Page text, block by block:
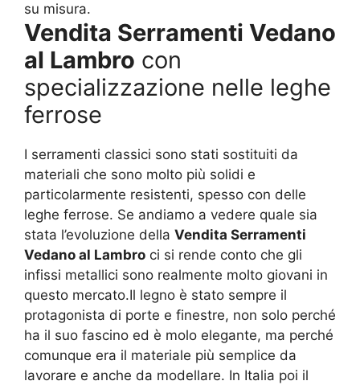
su misura.
Vendita Serramenti Vedano
al Lambro con
specializzazione nelle leghe
ferrose
I serramenti classici sono stati sostituiti da
materiali che sono molto più solidi e
particolarmente resistenti, spesso con delle
leghe ferrose. Se andiamo a vedere quale sia
stata l’evoluzione della Vendita Serramenti
Vedano al Lambro ci si rende conto che gli
infissi metallici sono realmente molto giovani in
questo mercato.Il legno è stato sempre il
protagonista di porte e finestre, non solo perché
ha il suo fascino ed è molo elegante, ma perché
comunque era il materiale più semplice da
lavorare e anche da modellare. In Italia poi il